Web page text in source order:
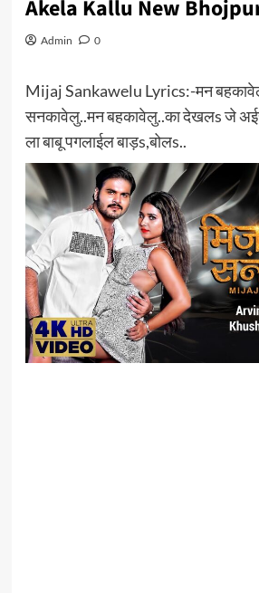
Akela Kallu New
Admin 0
Mijaj Sankawelu Lyrics:-मन
सनकावेलु..मन बहकावेलु..का देखलs जे
ला बाबू पगलाईल बाड़s,बोलs..